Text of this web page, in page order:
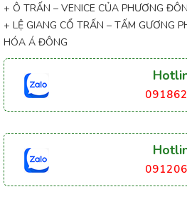
+ Ô TRẤN – VENICE CỦA PHƯƠNG
+ LỆ GIANG CỔ TRẤN – TẤM GƯƠNG
HÓA Á ĐÔNG